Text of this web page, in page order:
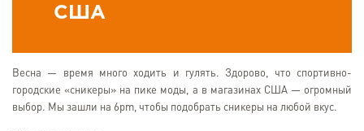
США
Весна — время много ходить и гулять. Здорово, что спортивно-
городские «сникеры» на пике моды, а в магазинах США — огромный
выбор. Мы зашли на 6pm, чтобы подобрать сникеры на любой вкус.